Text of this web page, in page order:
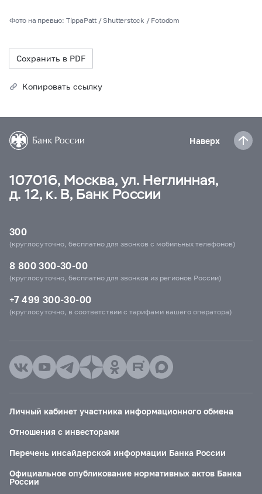
Фото на превью: TippaPatt / Shutterstock / Fotodom
Сохранить в PDF
Копировать ссылку
Наверх
107016, Москва, ул. Неглинная,
д. 12, к. В, Банк России
300
(круглосуточно, бесплатно для звонков с мобильных телефонов)
8 800 300-30-00
(круглосуточно, бесплатно для звонков из регионов России)
+7 499 300-30-00
(круглосуточно, в соответствии с тарифами вашего оператора)
Личный кабинет участника информационного обмена
Отношения с инвесторами
Перечень инсайдерской информации Банка России
Официальное опубликование нормативных актов Банка
России